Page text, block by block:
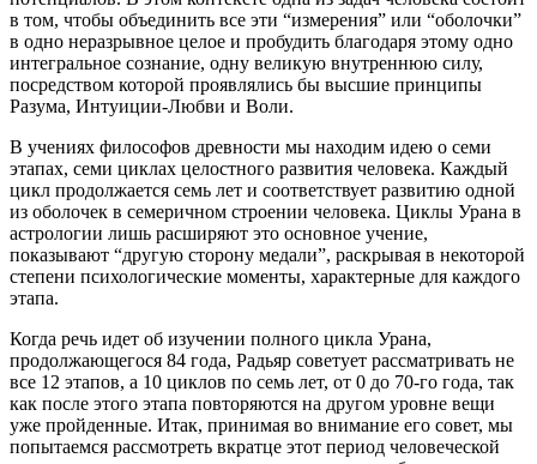
в том, чтобы объединить все эти “измерения” или “оболочки”
в одно неразрывное целое и пробудить благодаря этому одно
интегральное сознание, одну великую внутреннюю силу,
посредством которой проявлялись бы высшие принципы
Разума, Интуиции-Любви и Воли.
В учениях философов древности мы находим идею о семи
этапах, семи циклах целостного развития человека. Каждый
цикл продолжается семь лет и соответствует развитию одной
из оболочек в семеричном строении человека. Циклы Урана в
астрологии лишь расширяют это основное учение,
показывают “другую сторону медали”, раскрывая в некоторой
степени психологические моменты, характерные для каждого
этапа.
Когда речь идет об изучении полного цикла Урана,
продолжающегося 84 года, Радьяр советует рассматривать не
все 12 этапов, а 10 циклов по семь лет, от 0 до 70-го года, так
как после этого этапа повторяются на другом уровне вещи
уже пройденные. Итак, принимая во внимание его совет, мы
попытаемся рассмотреть вкратце этот период человеческой